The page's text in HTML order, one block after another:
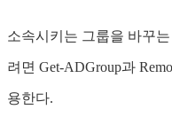
소속시키는 그룹을 바꾸
려면 Get-ADGroup과
용한다.